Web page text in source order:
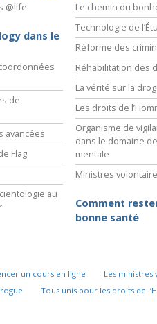
@life
dans le
de
avancées
Flag
au
Le chemin du
Technologie de
Réforme des
Réhabilitation des
La vérité sur la
Les droits de
Organisme de
dans le domaine
mentale
Ministres
Comment
bonne santé
un cours en ligne
Les
Tous unis pour les droits de